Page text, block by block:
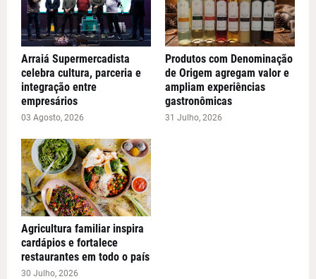
Arraiá Supermercadista
celebra cultura, parceria e
integração entre
empresários
03 Agosto, 2026
Produtos com Denominação
de Origem agregam valor e
ampliam experiências
gastronômicas
31 Julho, 2026
Agricultura familiar inspira
cardápios e fortalece
restaurantes em todo o país
30 Julho, 2026